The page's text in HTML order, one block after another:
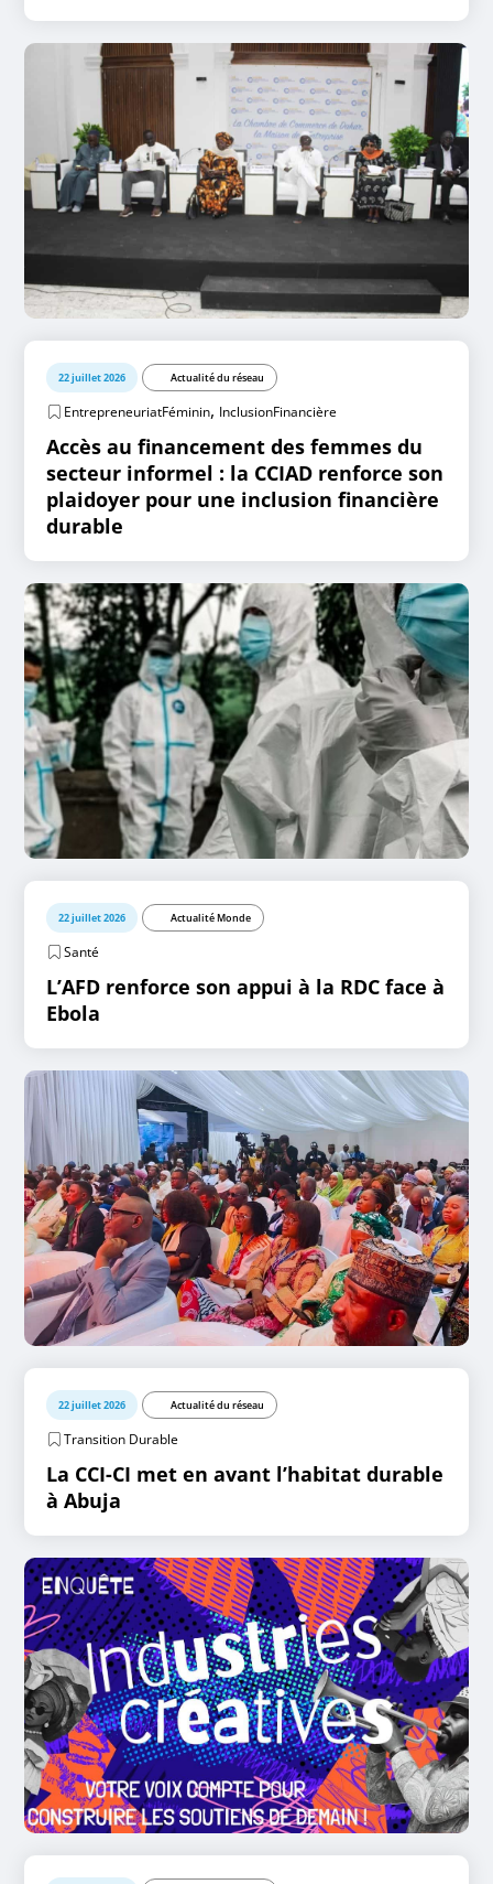
22 juillet 2026 Actualité du réseau
EntrepreneuriatFéminin, InclusionFinancière
Accès au financement des femmes du
secteur informel : la CCIAD renforce son
plaidoyer pour une inclusion financière
durable
22 juillet 2026 Actualité Monde
Santé
L’AFD renforce son appui à la RDC face à
Ebola
22 juillet 2026 Actualité du réseau
Transition Durable
La CCI-CI met en avant l’habitat durable
à Abuja